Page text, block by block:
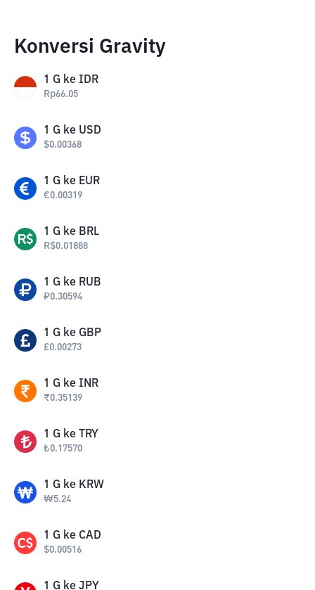
Konversi Gravity
1 G ke IDR
Rp66.05
1 G ke USD
$0.00368
1 G ke EUR
€0.00319
1 G ke BRL
R$0.01888
1 G ke RUB
₽0.30594
1 G ke GBP
£0.00273
1 G ke INR
₹0.35139
1 G ke TRY
₺0.17570
1 G ke KRW
₩5.24
1 G ke CAD
$0.00516
1 G ke JPY